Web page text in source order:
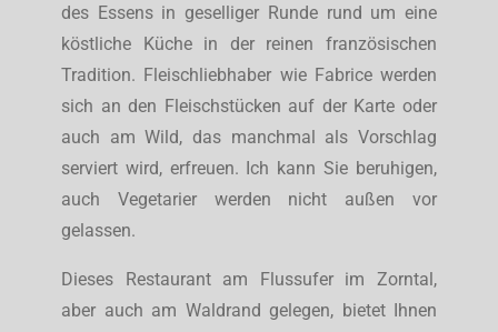
des Essens in geselliger Runde rund um eine
köstliche Küche in der reinen französischen
Tradition. Fleischliebhaber wie Fabrice werden
sich an den Fleischstücken auf der Karte oder
auch am Wild, das manchmal als Vorschlag
serviert wird, erfreuen. Ich kann Sie beruhigen,
auch Vegetarier werden nicht außen vor
gelassen.
Dieses Restaurant am Flussufer im Zorntal,
aber auch am Waldrand gelegen, bietet Ihnen